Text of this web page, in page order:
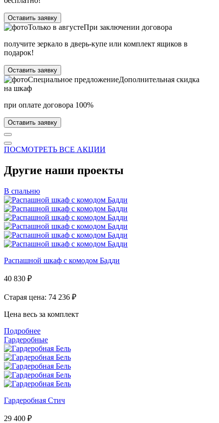
Оставить заявку
Только в августеПри заключении договора
получите зеркало в дверь-купе или комплект ящиков в
подарок!
Оставить заявку
Специальное предложениеДополнительная скидка
на шкаф
при оплате договора 100%
Оставить заявку
ПОСМОТРЕТЬ ВСЕ АКЦИИ
Другие наши проекты
В спальню
Распашной шкаф с комодом Бадди
40 830 ₽
Старая цена: 74 236 ₽
Цена весь за комплект
Подробнее
Гардеробные
Гардеробная Стич
29 400 ₽